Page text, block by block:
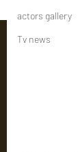
actors gallery
Tv news